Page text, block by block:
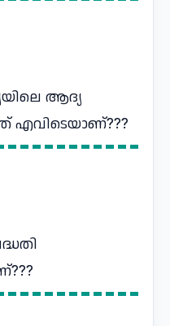
ആദ്യ
എവിടെയാണ്???